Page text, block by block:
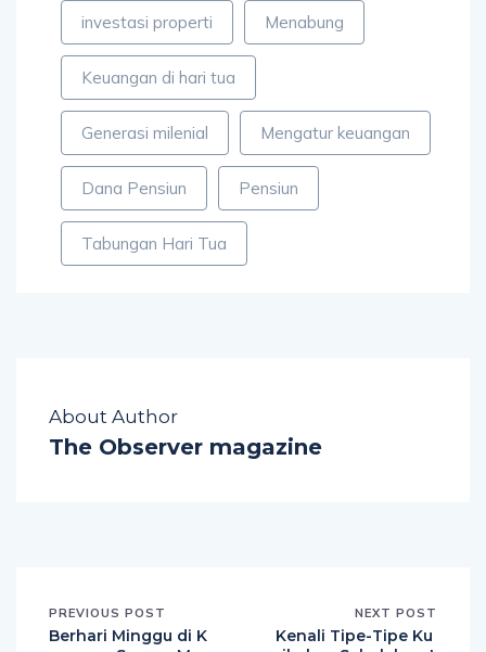
investasi properti Menabung
Keuangan di hari tua
Generasi milenial Mengatur keuangan
Dana Pensiun Pensiun
Tabungan Hari Tua
About Author
The Observer magazine
PREVIOUS POST
Berhari Minggu di K
NEXT POST
Kenali Tipe-Tipe Ku